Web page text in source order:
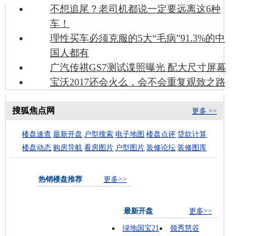
不想追尾？老司机都说一定要远离这6种
车！
理性买车必须克服的5大“毛病”91.3%的中
国人都有
广汽传祺GS7测试谍照曝光 配大尺寸屏幕
宝沃2017还会火么，会不会重复观致之路
更多 >>
搜狐焦点网
楼盘速查 最新开盘 户型搜索 电子地图 楼盘点评 贷款计算
楼盘动态 购房导航 看房图片 户型图片 装修论坛 装修图库
热销楼盘推荐 更多>>
最新开盘
更多>>
绿地国宝21
领秀慧谷